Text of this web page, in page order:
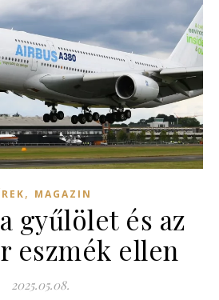
, MAGAZIN
gyűlölet és az
eszmék ellen
2025.05.08.